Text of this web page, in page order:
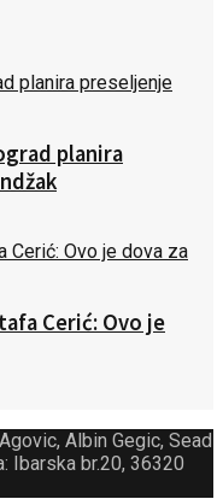
planira
Cerić: Ovo je
Albin Gegic, Sead
Ibarska br.20, 36320